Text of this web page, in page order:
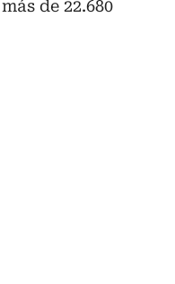
de 22.680